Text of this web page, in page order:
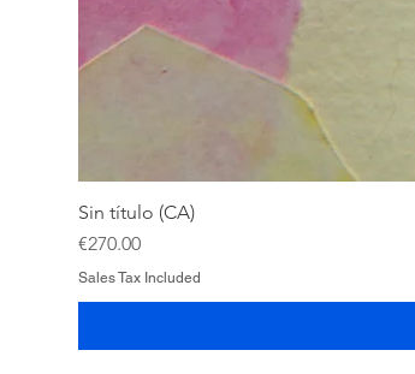
Sin título (CA)
Price
€270.00
Sales Tax Included